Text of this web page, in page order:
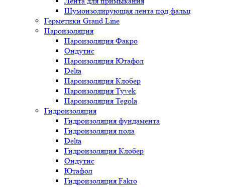
Шумоизолирующая лента под фальц
Герметики Grand Line
Пароизоляция
Пароизоляция Факро
Ондутис
Пароизоляция Ютафол
Delta
Пароизоляция Клобер
Пароизоляция Tyvek
Пароизоляция Tegola
Гидроизоляция
Гидроизоляция фундамента
Гидроизоляция пола
Delta
Гидроизоляция Клобер
Ондутис
Ютафол
Гидроизоляция Fakro